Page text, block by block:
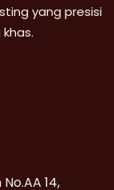
yang presisi
14,